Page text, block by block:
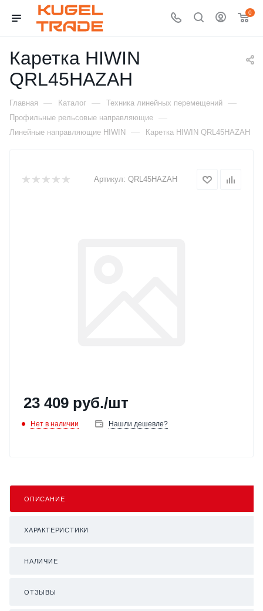
0
Каретка HIWIN
QRL45HAZAH
Главная — Каталог — Техника линейных перемещений —
Профильные рельсовые направляющие —
Линейные направляющие HIWIN — Каретка HIWIN QRL45HAZAH
Артикул: QRL45HAZAH
23 409 руб./шт
Нет в наличии Нашли дешевле?
ОПИСАНИЕ
ХАРАКТЕРИСТИКИ
НАЛИЧИЕ
ОТЗЫВЫ